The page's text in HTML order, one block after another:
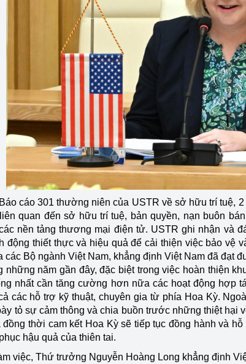
cáo 301 thường niên của USTR về sở hữu trí tuệ,
quan đến sở hữu trí tuệ, bản quyền, nạn buôn
nền tảng thương mại điện tử. USTR ghi nhận và
động thiết thực và hiệu quả để cải thiện việc bảo vệ
các Bộ ngành Việt Nam, khẳng định Việt Nam đã đạt
những năm gần đây, đặc biệt trong việc hoàn thiện
nhất cần tăng cường hơn nữa các hoạt động hợp
các hỗ trợ kỹ thuật, chuyên gia từ phía Hoa Kỳ.
tỏ sự cảm thông và chia buồn trước những thiệt hại
đồng thời cam kết Hoa Kỳ sẽ tiếp tục đồng hành và
hậu quả của thiên tai.
việc, Thứ trưởng Nguyễn Hoàng Long khẳng định